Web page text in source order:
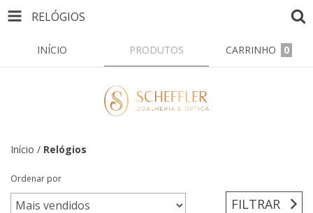
RELÓGIOS
INÍCIO PRODUTOS CARRINHO 0
Início / Relógios
Ordenar por
FILTRAR